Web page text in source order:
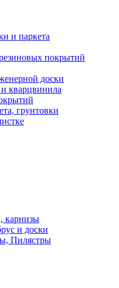
и паркета
покрытий
доски
кварцвинила
грунтовки
карнизы
и доски
Пилястры